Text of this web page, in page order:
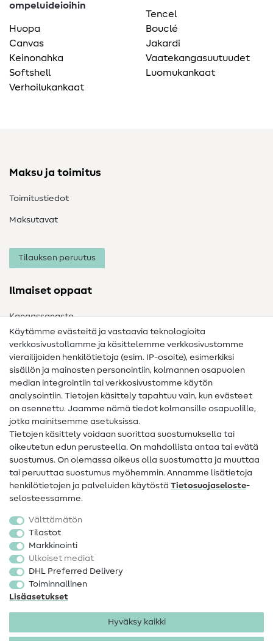
ompeluideioihin
Huopa
Canvas
Keinonahka
Softshell
Verhoilukankaat
Tencel
Bouclé
Jakardi
Vaatekangasuutuudet
Luomukankaat
Maksu ja toimitus
Toimitustiedot
Maksutavat
Tilauksen peruutus
Ilmaiset oppaat
Kangassanasto
Ompelusanasto
Ompeluohjeet
Apua ja yhteystiedot
Yhteystiedot
Tietoa omistajanvaihdoksesta
Peruutusoikeus
Suosittu
Kankaat
Ompelutarvikkeet
Ale
Käytämme evästeitä ja vastaavia teknologioita
verkkosivustollamme ja käsittelemme verkkosivustomme
vierailijoiden henkilötietoja (esim. IP-osoite), esimerkiksi
sisällön ja mainosten personointiin, kolmannen osapuolen
median integrointiin tai verkkosivustomme käytön
analysointiin. Tietojen käsittely tapahtuu vain, kun evästeet
on asennettu. Jaamme nämä tiedot kolmansille osapuolille,
jotka mainitsemme asetuksissa.
Tietojen käsittely voidaan suorittaa suostumuksella tai
oikeutetun edun perusteella. On mahdollista antaa tai evätä
suostumus. On olemassa oikeus olla suostumatta ja muuttaa
tai peruuttaa suostumus myöhemmin. Annamme lisätietoja
henkilötietojen ja palveluiden käytöstä Tietosuojaseloste-
selosteessamme.
Välttämätön
Tilastot
Markkinointi
Ulkoiset mediat
DHL Preferred Delivery
Toiminnallinen
Lisäasetukset
Hyväksy kaikki